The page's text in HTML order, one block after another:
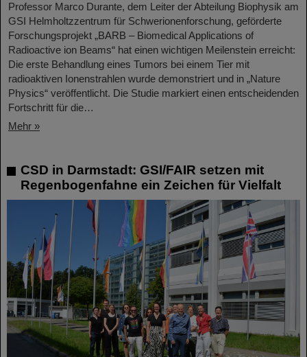
Professor Marco Durante, dem Leiter der Abteilung Biophysik am
GSI Helmholtzzentrum für Schwerionenforschung, geförderte
Forschungsprojekt „BARB – Biomedical Applications of
Radioactive ion Beams“ hat einen wichtigen Meilenstein erreicht:
Die erste Behandlung eines Tumors bei einem Tier mit
radioaktiven Ionenstrahlen wurde demonstriert und in „Nature
Physics“ veröffentlicht. Die Studie markiert einen entscheidenden
Fortschritt für die…
Mehr »
CSD in Darmstadt: GSI/FAIR setzen mit
Regenbogenfahne ein Zeichen für Vielfalt